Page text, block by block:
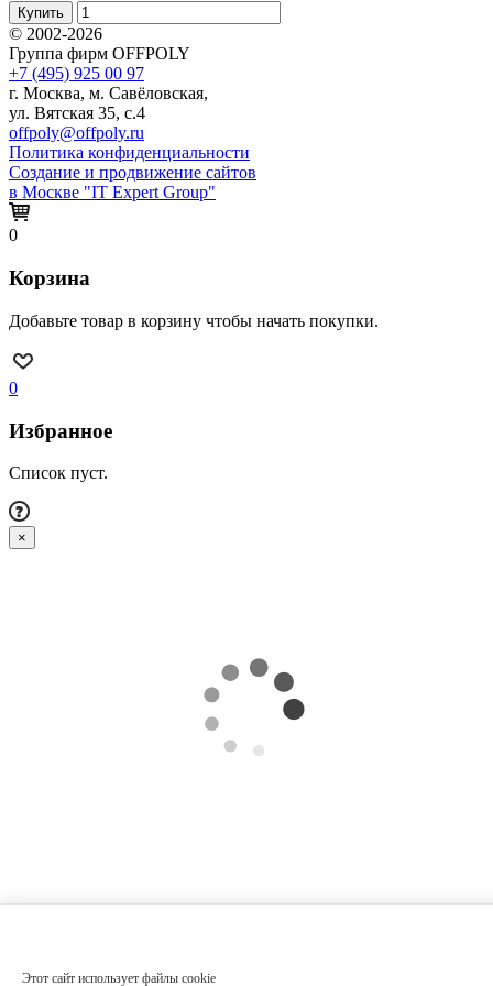
Купить
© 2002-2026
Группа фирм OFFPOLY
+7 (495) 925 00 97
г. Москва, м. Савёловская,
ул. Вятская 35, с.4
offpoly@offpoly.ru
Политика конфиденциальности
Создание и продвижение сайтов
в Москве "IT Expert Group"
Этот сайт использует файлы cookie
0
Корзина
Добавьте товар в корзину чтобы начать покупки.
0
Избранное
Список пуст.
×